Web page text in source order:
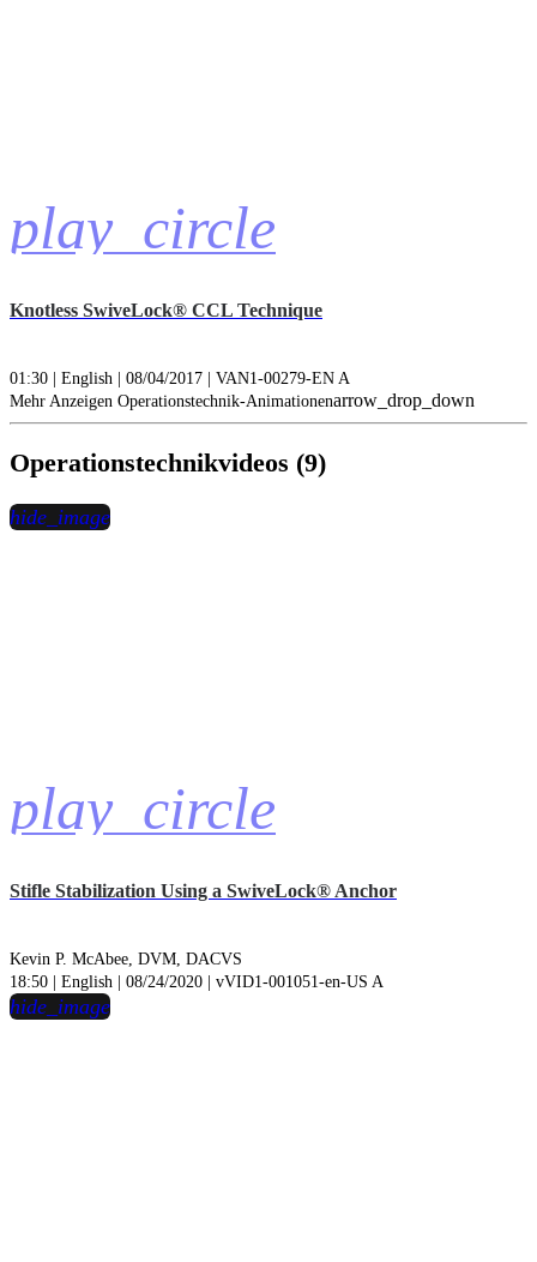
play_circle
Knotless SwiveLock® CCL Technique
01:30 | English | 08/04/2017 | VAN1-00279-EN A
Mehr Anzeigen Operationstechnik-Animationenarrow_drop_down
Operationstechnikvideos (9)
play_circle
hide_image
Stifle Stabilization Using a SwiveLock® Anchor
Kevin P. McAbee, DVM, DACVS
18:50 | English | 08/24/2020 | vVID1-001051-en-US A
hide_image